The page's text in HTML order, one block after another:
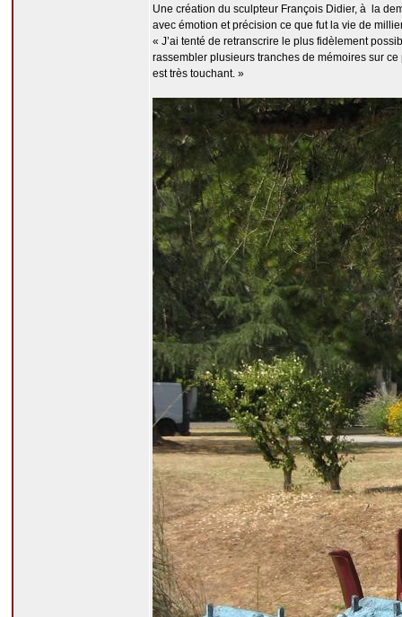
Une création du sculpteur François Didier, à la
avec émotion et précision ce que fut la vie de
« J’ai tenté de retranscrire le plus fidèlement
rassembler plusieurs tranches de mémoires sur
est très touchant. »